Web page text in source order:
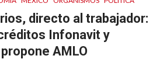
directo al trabajador:
Infonavit y
AMLO